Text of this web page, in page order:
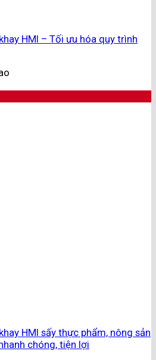
HMI – Tối ưu hóa quy trình
HMI sấy thực phẩm, nông sản
chóng, tiện lợi